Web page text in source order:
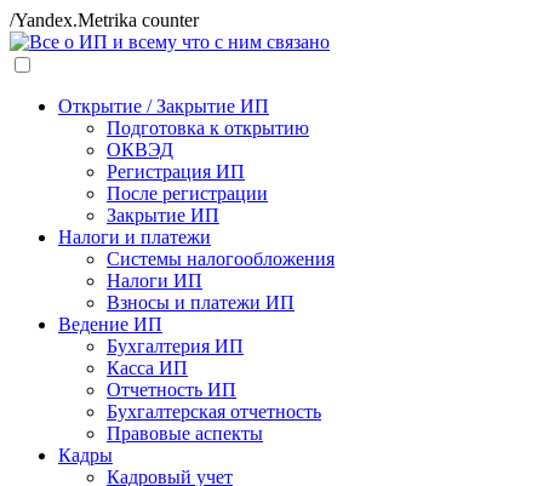
/Yandex.Metrika counter
Открытие / Закрытие ИП
Подготовка к открытию
ОКВЭД
Регистрация ИП
После регистрации
Закрытие ИП
Налоги и платежи
Системы налогообложения
Налоги ИП
Взносы и платежи ИП
Ведение ИП
Бухгалтерия ИП
Касса ИП
Отчетность ИП
Бухгалтерская отчетность
Правовые аспекты
Кадры
Кадровый учет